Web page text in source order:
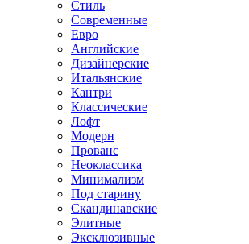
Стиль
Современные
Евро
Английские
Дизайнерские
Итальянские
Кантри
Классические
Лофт
Модерн
Прованс
Неоклассика
Минимализм
Под старину
Скандинавские
Элитные
Эксклюзивные